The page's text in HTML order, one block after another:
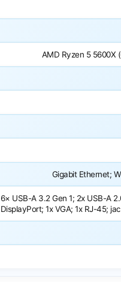
AMD Ryzen 5 5600X
Gigabit Ethernet;
6× USB-A 3.2 Gen 1; 2x USB-A
DisplayPort; 1x VGA; 1x RJ-45;